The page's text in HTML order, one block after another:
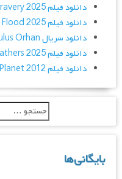
دانلود فیلم A Time for Bravery 2025
دانلود فیلم The Great Flood 2025
دانلود سریال Kurulus Orhan
دانلود فیلم The Thing with Feathers 2025
دانلود فیلم Adventure Planet 2012
بایگانی‌ها